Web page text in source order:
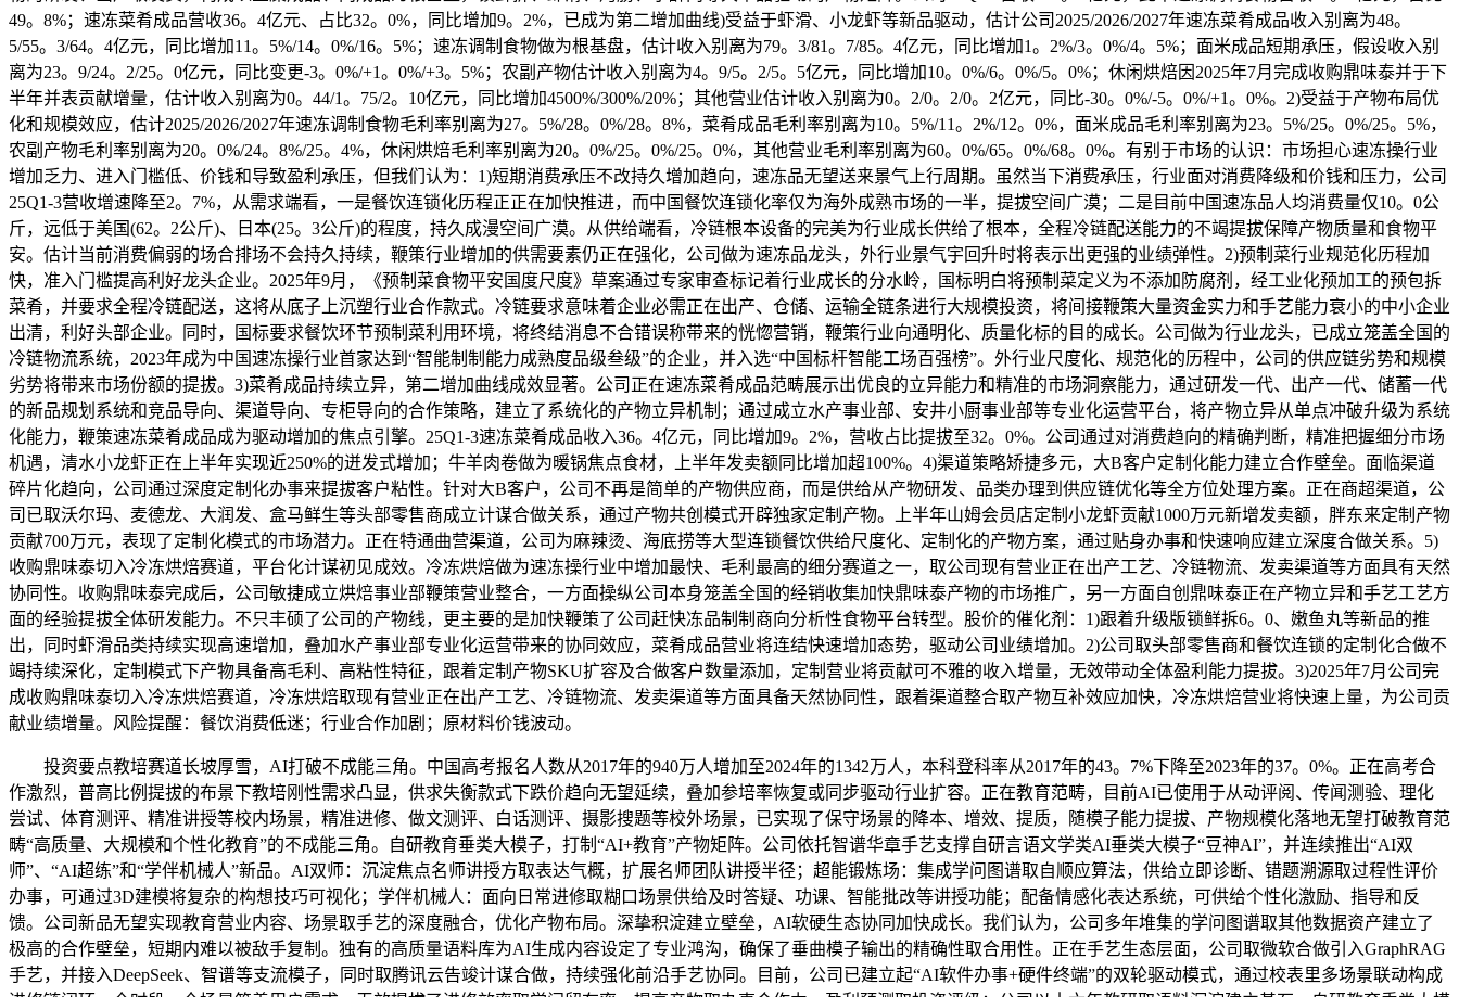
49。8%；速冻菜肴成品营收36。4亿元、占比32。0%，同比增加9。2%，已成为第二增加曲线)受益于虾滑、小龙虾等新品驱动，估计公司2025/2026/2027年速冻菜肴成品收入别离为48。
5/55。3/64。4亿元，同比增加11。5%/14。0%/16。5%；速冻调制食物做为根基盘，估计收入别离为79。3/81。7/85。4亿元，同比增加1。2%/3。0%/4。5%；面米成品短期承压，假设收入别
离为23。9/24。2/25。0亿元，同比变更-3。0%/+1。0%/+3。5%；农副产物估计收入别离为4。9/5。2/5。5亿元，同比增加10。0%/6。0%/5。0%；休闲烘焙因2025年7月完成收购鼎味泰并于下
半年并表贡献增量，估计收入别离为0。44/1。75/2。10亿元，同比增加4500%/300%/20%；其他营业估计收入别离为0。2/0。2/0。2亿元，同比-30。0%/-5。0%/+1。0%。2)受益于产物布局优
化和规模效应，估计2025/2026/2027年速冻调制食物毛利率别离为27。5%/28。0%/28。8%，菜肴成品毛利率别离为10。5%/11。2%/12。0%，面米成品毛利率别离为23。5%/25。0%/25。5%，
农副产物毛利率别离为20。0%/24。8%/25。4%，休闲烘焙毛利率别离为20。0%/25。0%/25。0%，其他营业毛利率别离为60。0%/65。0%/68。0%。有别于市场的认识：市场担心速冻操行业
增加乏力、进入门槛低、价钱和导致盈利承压，但我们认为：1)短期消费承压不改持久增加趋向，速冻品无望送来景气上行周期。虽然当下消费承压，行业面对消费降级和价钱和压力，公司
25Q1-3营收增速降至2。7%，从需求端看，一是餐饮连锁化历程正正在加快推进，而中国餐饮连锁化率仅为海外成熟市场的一半，提拔空间广漠；二是目前中国速冻品人均消费量仅10。0公
斤，远低于美国(62。2公斤)、日本(25。3公斤)的程度，持久成漫空间广漠。从供给端看，冷链根本设备的完美为行业成长供给了根本，全程冷链配送能力的不竭提拔保障产物质量和食物平
安。估计当前消费偏弱的场合排场不会持久持续，鞭策行业增加的供需要素仍正在强化，公司做为速冻品龙头，外行业景气宇回升时将表示出更强的业绩弹性。2)预制菜行业规范化历程加
快，准入门槛提高利好龙头企业。2025年9月，《预制菜食物平安国度尺度》草案通过专家审查标记着行业成长的分水岭，国标明白将预制菜定义为不添加防腐剂，经工业化预加工的预包拆
菜肴，并要求全程冷链配送，这将从底子上沉塑行业合作款式。冷链要求意味着企业必需正在出产、仓储、运输全链条进行大规模投资，将间接鞭策大量资金实力和手艺能力衰小的中小企业
出清，利好头部企业。同时，国标要求餐饮环节预制菜利用环境，将终结消息不合错误称带来的恍惚营销，鞭策行业向通明化、质量化标的目的成长。公司做为行业龙头，已成立笼盖全国的
冷链物流系统，2023年成为中国速冻操行业首家达到“智能制制能力成熟度品级叁级”的企业，并入选“中国标杆智能工场百强榜”。外行业尺度化、规范化的历程中，公司的供应链劣势和规模
劣势将带来市场份额的提拔。3)菜肴成品持续立异，第二增加曲线成效显著。公司正在速冻菜肴成品范畴展示出优良的立异能力和精准的市场洞察能力，通过研发一代、出产一代、储蓄一代
的新品规划系统和竞品导向、渠道导向、专柜导向的合作策略，建立了系统化的产物立异机制；通过成立水产事业部、安井小厨事业部等专业化运营平台，将产物立异从单点冲破升级为系统
化能力，鞭策速冻菜肴成品成为驱动增加的焦点引擎。25Q1-3速冻菜肴成品收入36。4亿元，同比增加9。2%，营收占比提拔至32。0%。公司通过对消费趋向的精确判断，精准把握细分市场
机遇，清水小龙虾正在上半年实现近250%的迸发式增加；牛羊肉卷做为暖锅焦点食材，上半年发卖额同比增加超100%。4)渠道策略矫捷多元，大B客户定制化能力建立合作壁垒。面临渠道
碎片化趋向，公司通过深度定制化办事来提拔客户粘性。针对大B客户，公司不再是简单的产物供应商，而是供给从产物研发、品类办理到供应链优化等全方位处理方案。正在商超渠道，公
司已取沃尔玛、麦德龙、大润发、盒马鲜生等头部零售商成立计谋合做关系，通过产物共创模式开辟独家定制产物。上半年山姆会员店定制小龙虾贡献1000万元新增发卖额，胖东来定制产物
贡献700万元，表现了定制化模式的市场潜力。正在特通曲营渠道，公司为麻辣烫、海底捞等大型连锁餐饮供给尺度化、定制化的产物方案，通过贴身办事和快速响应建立深度合做关系。5)
收购鼎味泰切入冷冻烘焙赛道，平台化计谋初见成效。冷冻烘焙做为速冻操行业中增加最快、毛利最高的细分赛道之一，取公司现有营业正在出产工艺、冷链物流、发卖渠道等方面具有天然
协同性。收购鼎味泰完成后，公司敏捷成立烘焙事业部鞭策营业整合，一方面操纵公司本身笼盖全国的经销收集加快鼎味泰产物的市场推广，另一方面自创鼎味泰正在产物立异和手艺工艺方
面的经验提拔全体研发能力。不只丰硕了公司的产物线，更主要的是加快鞭策了公司赶快冻品制制商向分析性食物平台转型。股价的催化剂：1)跟着升级版锁鲜拆6。0、嫩鱼丸等新品的推
出，同时虾滑品类持续实现高速增加，叠加水产事业部专业化运营带来的协同效应，菜肴成品营业将连结快速增加态势，驱动公司业绩增加。2)公司取头部零售商和餐饮连锁的定制化合做不
竭持续深化，定制模式下产物具备高毛利、高粘性特征，跟着定制产物SKU扩容及合做客户数量添加，定制营业将贡献可不雅的收入增量，无效带动全体盈利能力提拔。3)2025年7月公司完
成收购鼎味泰切入冷冻烘焙赛道，冷冻烘焙取现有营业正在出产工艺、冷链物流、发卖渠道等方面具备天然协同性，跟着渠道整合取产物互补效应加快，冷冻烘焙营业将快速上量，为公司贡
献业绩增量。风险提醒：餐饮消费低迷；行业合作加剧；原材料价钱波动。
投资要点教培赛道长坡厚雪，AI打破不成能三角。中国高考报名人数从2017年的940万人增加至2024年的1342万人，本科登科率从2017年的43。7%下降至2023年的37。0%。正在高考合
作激烈，普高比例提拔的布景下教培刚性需求凸显，供求失衡款式下跌价趋向无望延续，叠加参培率恢复或同步驱动行业扩容。正在教育范畴，目前AI已使用于从动评阅、传闻测验、理化
尝试、体育测评、精准讲授等校内场景，精准进修、做文测评、白话测评、摄影搜题等校外场景，已实现了保守场景的降本、增效、提质，随模子能力提拔、产物规模化落地无望打破教育范
畴“高质量、大规模和个性化教育”的不成能三角。自研教育垂类大模子，打制“AI+教育”产物矩阵。公司依托智谱华章手艺支撑自研言语文学类AI垂类大模子“豆神AI”，并连续推出“AI双
师”、“AI超练”和“学伴机械人”新品。AI双师：沉淀焦点名师讲授方取表达气概，扩展名师团队讲授半径；超能锻炼场：集成学问图谱取自顺应算法，供给立即诊断、错题溯源取过程性评价
办事，可通过3D建模将复杂的构想技巧可视化；学伴机械人：面向日常进修取糊口场景供给及时答疑、功课、智能批改等讲授功能；配备情感化表达系统，可供给个性化激励、指导和反
馈。公司新品无望实现教育营业内容、场景取手艺的深度融合，优化产物布局。深挚积淀建立壁垒，AI软硬生态协同加快成长。我们认为，公司多年堆集的学问图谱取其他数据资产建立了
极高的合作壁垒，短期内难以被敌手复制。独有的高质量语料库为AI生成内容设定了专业鸿沟，确保了垂曲模子输出的精确性取合用性。正在手艺生态层面，公司取微软合做引入GraphRAG
手艺，并接入DeepSeek、智谱等支流模子，同时取腾讯云告竣计谋合做，持续强化前沿手艺协同。目前，公司已建立起“AI软件办事+硬件终端”的双轮驱动模式，通过校表里多场景联动构成